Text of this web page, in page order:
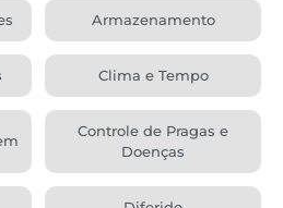
Armazenamento
Clima e Tempo
Controle de Pragas e
Doenças